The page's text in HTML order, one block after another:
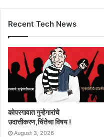
Recent Tech News
कोपरगावात गुन्हेगारांचे
उदात्तीकरण,चिंतेचा विषय !
August 3, 2026